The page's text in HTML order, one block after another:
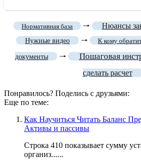
Нормативная база 🠒 Нюансы
Нужные видео 🠒 К кому
документы 🠒 Пошаговая
сделать расчет
Понравилось? Поделись с друзьями:
Еще по теме:
Как Научиться Читать Баланс
Активы и пассивы
Строка 410 показывает сумму
организ......